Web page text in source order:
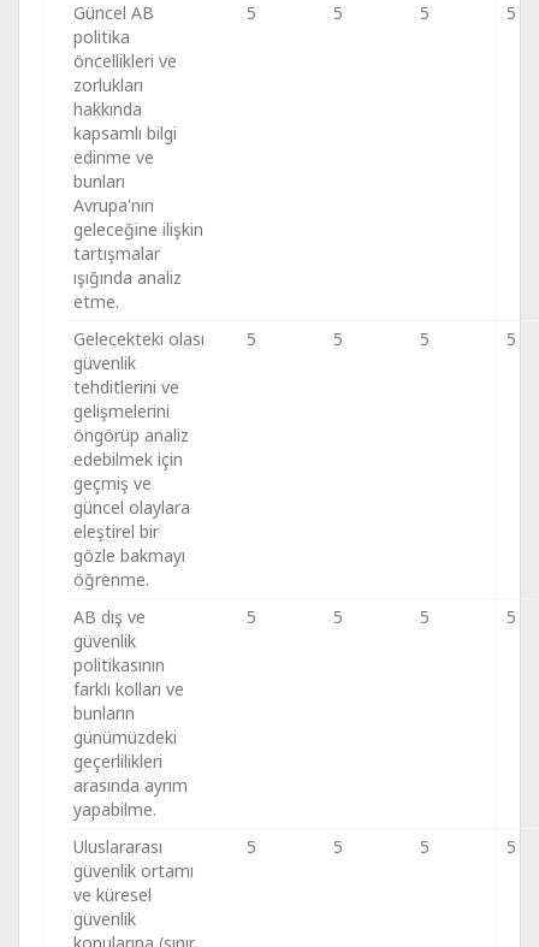
Güncel AB
politika
öncellikleri ve
zorlukları
hakkında
kapsamlı bilgi
edinme ve
bunları
Avrupa'nın
geleceğine ilişkin
tartışmalar
ışığında analiz
etme.
5 5 5 5
Gelecekteki olası
güvenlik
tehditlerini ve
gelişmelerini
öngörüp analiz
edebilmek için
geçmiş ve
güncel olaylara
eleştirel bir
gözle bakmayı
öğrenme.
5 5 5 5
AB dış ve
güvenlik
politikasının
farklı kolları ve
bunların
günümüzdeki
geçerlilikleri
arasında ayrım
yapabilme.
5 5 5 5
Uluslararası
güvenlik ortamı
ve küresel
güvenlik
5 5 5 5